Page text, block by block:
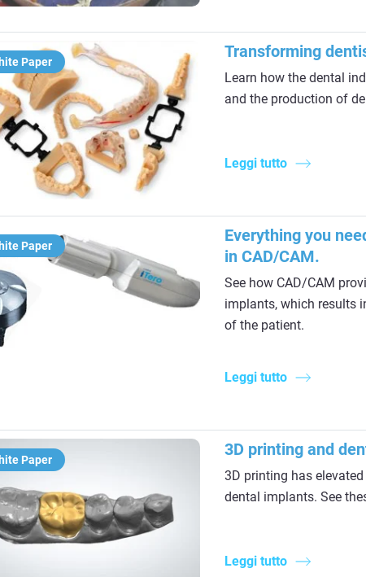
Paper
Transforming
Learn how the dental
and the production of
Leggi tutto
Paper
Everything you
in CAD/CAM.
See how CAD/CAM
implants, which results
of the patient.
Leggi tutto
Paper
3D printing and
3D printing has
dental implants. See
Leggi tutto